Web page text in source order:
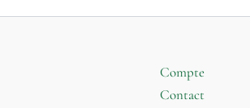
Compte
Contact